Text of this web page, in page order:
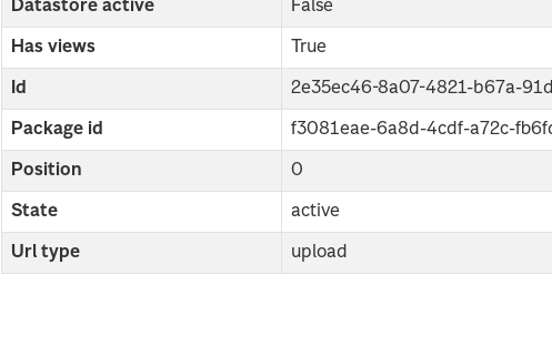
Datastore active False
Has views True
Id 2e35ec46-8a07-4821-b67a-
Package id f3081eae-6a8d-4cdf-a72c-
Position 0
State active
Url type upload